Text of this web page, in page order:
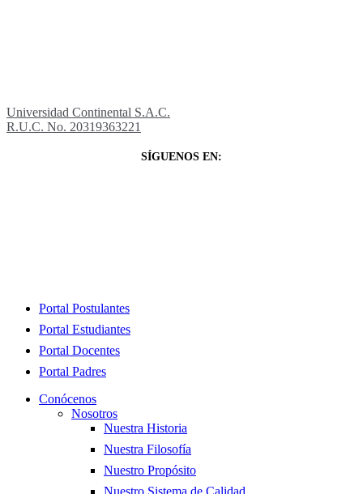
Universidad Continental S.A.C.
R.U.C. No. 20319363221
SÍGUENOS EN:
Close
Portal Postulantes
Portal Estudiantes
Portal Docentes
Portal Padres
Conócenos
Nosotros
Nuestra Historia
Nuestra Filosofía
Nuestro Propósito
Nuestro Sistema de Calidad